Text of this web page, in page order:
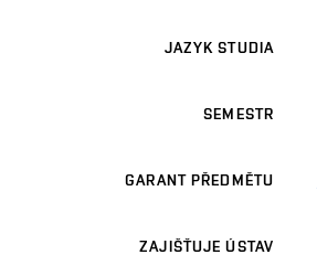
JAZYK STUDIA
SEMESTR
GARANT PŘEDMĚTU
ZAJIŠŤUJE ÚSTAV